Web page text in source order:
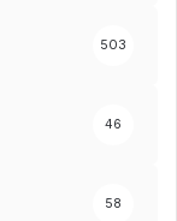
503
46
58